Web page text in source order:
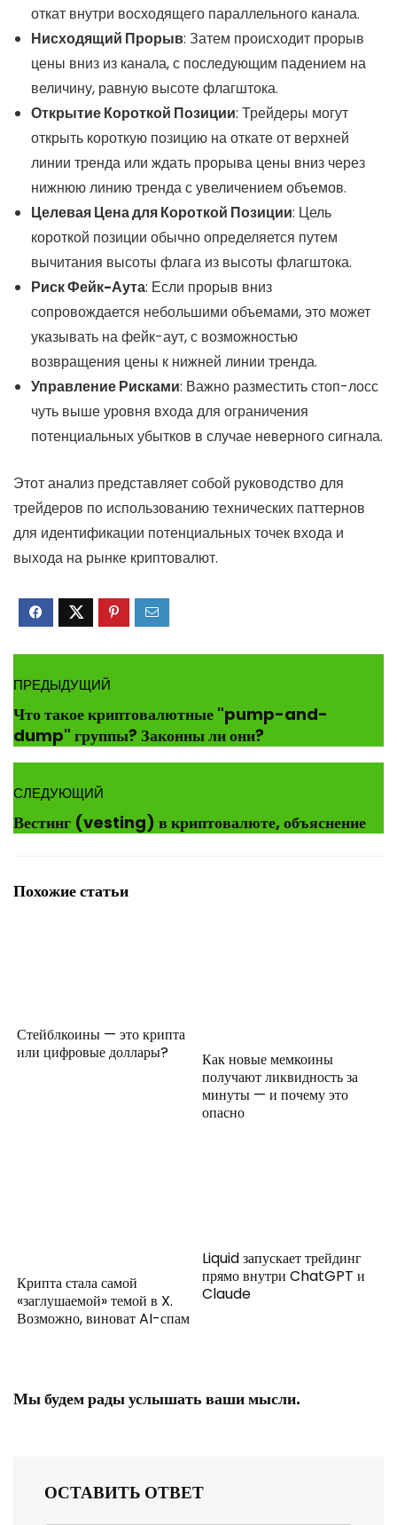
откат внутри восходящего параллельного канала.
Нисходящий Прорыв: Затем происходит прорыв
цены вниз из канала, с последующим падением на
величину, равную высоте флагштока.
Открытие Короткой Позиции: Трейдеры могут
открыть короткую позицию на откате от верхней
линии тренда или ждать прорыва цены вниз через
нижнюю линию тренда с увеличением объемов.
Целевая Цена для Короткой Позиции: Цель
короткой позиции обычно определяется путем
вычитания высоты флага из высоты флагштока.
Риск Фейк-Аута: Если прорыв вниз
сопровождается небольшими объемами, это может
указывать на фейк-аут, с возможностью
возвращения цены к нижней линии тренда.
Управление Рисками: Важно разместить стоп-лосс
чуть выше уровня входа для ограничения
потенциальных убытков в случае неверного сигнала.
Этот анализ представляет собой руководство для
трейдеров по использованию технических паттернов
для идентификации потенциальных точек входа и
выхода на рынке криптовалют.
ПРЕДЫДУЩИЙ
Что такое криптовалютные "pump-and-
dump" группы? Законны ли они?
СЛЕДУЮЩИЙ
Вестинг (vesting) в криптовалюте, объяснение
Похожие статьи
Стейблкоины — это крипта
или цифровые доллары?
Как новые мемкоины
получают ликвидность за
минуты — и почему это
опасно
Крипта стала самой
«заглушаемой» темой в X.
Возможно, виноват AI-спам
Liquid запускает трейдинг
прямо внутри ChatGPT и
Claude
Мы будем рады услышать ваши мысли.
ОСТАВИТЬ ОТВЕТ